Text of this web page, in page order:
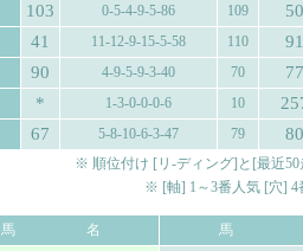
103 0-5-4-9-5-86 109 50
41 11-12-9-15-5-58 110 91
90 4-9-5-9-3-40 70 77
* 1-3-0-0-0-6 10
67 5-8-10-6-3-47 79 80
※ 順位付け [リ-ディング]と[最近
※ [軸] 1～3番人気 [穴] 4
馬 名
馬